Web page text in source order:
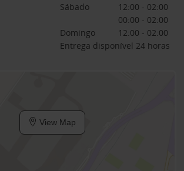
Sábado
12:00 - 02:00
00:00 - 02:00
Domingo
12:00 - 02:00
Entrega disponível 24 horas
View Map